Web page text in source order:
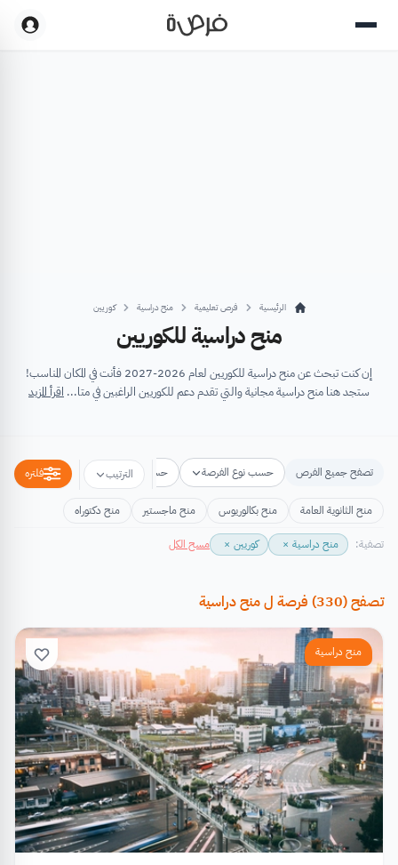
الرئيسية فرص تعليمية منح دراسية كوريين
منح دراسية للكوريين
إن كنت تبحث عن منح دراسية للكوريين لعام 2026-2027 فأنت في المكان المناسب!
ستجد هنا منح دراسية مجانية والتي تقدم دعم للكوريين الراغبين في متا... اقرأ المزيد
تصفح جميع الفرص حسب نوع الفرصة حسب مكان الفرصة حسب الترتيب فلتره
منح الثانوية العامة منح بكالوريوس منح ماجستير منح دكتوراه
تصفية: منح دراسية × كوريين × مسح الكل
تصفح(
330
) فرصة لمنح دراسية
منح دراسية